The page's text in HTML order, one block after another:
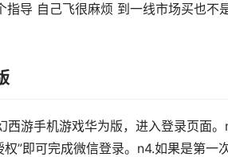
导 自己飞很麻烦 到一线市场买也不
西游手机游戏华为版，进入登录页面
”即可完成微信登录。n4.如果是第